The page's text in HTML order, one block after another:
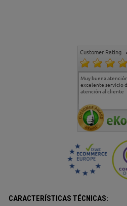
Customer Rating
Muy buena
excelente servicio
atención al cliente
CARACTERÍSTICAS TÉCNICAS: